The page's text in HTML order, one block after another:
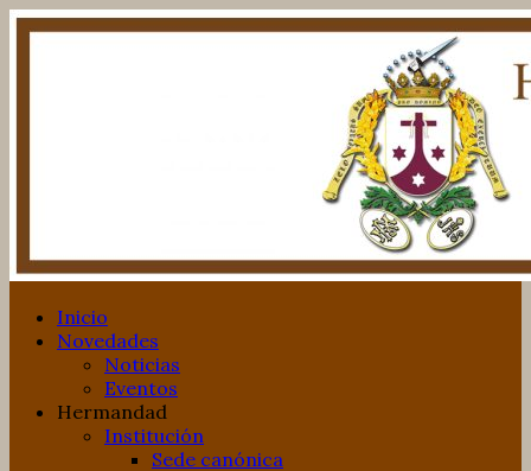
Inicio
Novedades
Noticias
Eventos
Hermandad
Institución
Sede canónica